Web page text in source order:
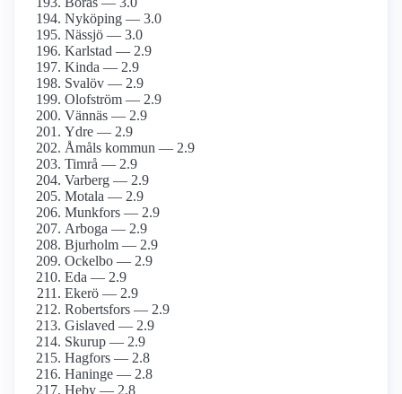
Nyköping — 3.0
Nässjö — 3.0
Karlstad — 2.9
Kinda — 2.9
Svalöv — 2.9
Olofström — 2.9
Vännäs — 2.9
Ydre — 2.9
Åmåls kommun — 2.9
Timrå — 2.9
Varberg — 2.9
Motala — 2.9
Munkfors — 2.9
Arboga — 2.9
Bjurholm — 2.9
Ockelbo — 2.9
Eda — 2.9
Ekerö — 2.9
Robertsfors — 2.9
Gislaved — 2.9
Skurup — 2.9
Hagfors — 2.8
Haninge — 2.8
Heby — 2.8